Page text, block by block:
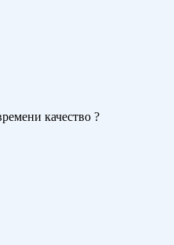
качество ?